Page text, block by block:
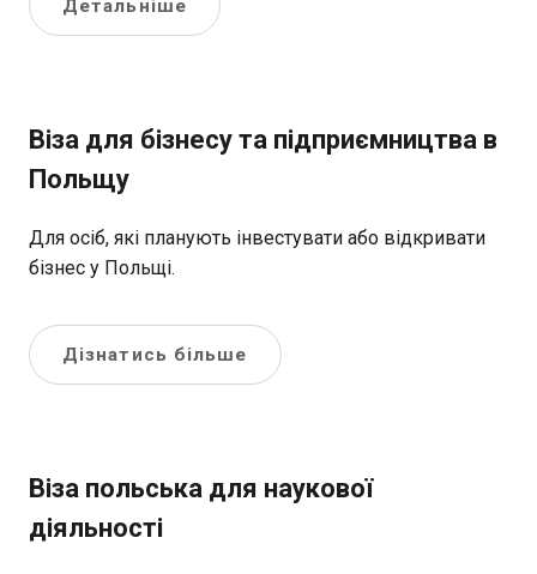
Детальніше
Віза для бізнесу та підприємництва в
Польщу
Для осіб, які планують інвестувати або відкривати
бізнес у Польщі.
Дізнатись більше
Віза польська для наукової
діяльності